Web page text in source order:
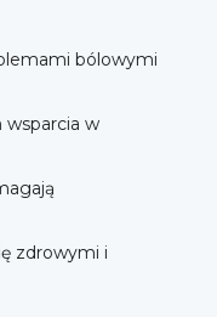
bólowymi
w
zdrowymi i